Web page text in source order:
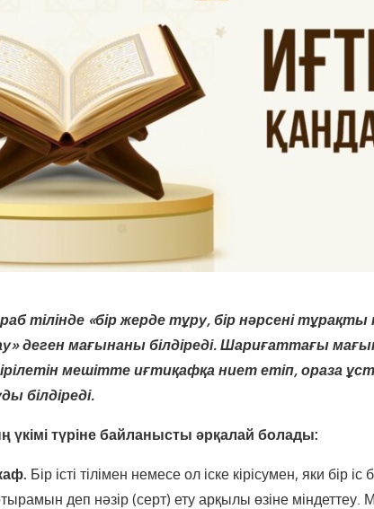
тілінде «бір жерде тұру, бір нәрсені тұрақты
деген мағынаны білдіреді. Шариғаттағы
мешітте иғтиқафқа ниет етіп, ораза
білдіреді.
үкімі түріне байланысты әрқалай болады:
Бір істі тілімен немесе ол іске кірісумен, яки бір іс
деп нәзір (серт) ету арқылы өзіне